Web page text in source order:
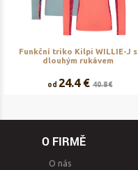
Funkční triko Kilpi WILLIE-J s
dlouhým rukávem
od 24.4 € 40.8 €
O FIRMĚ
O nás